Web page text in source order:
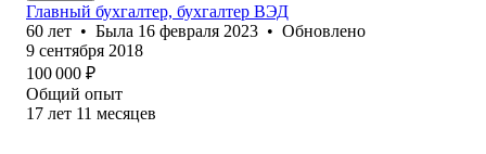
Главный бухгалтер, бухгалтер ВЭД
60 лет • Была 16 февраля 2023 • Обновлено
9 сентября 2018
100 000 ₽
Общий опыт
17 лет 11 месяцев